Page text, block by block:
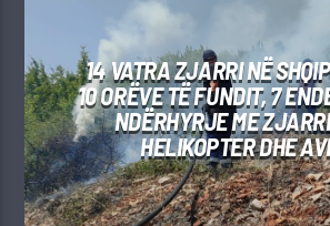
14 VATRA ZJARRI NË
10 ORËVE TË FUNDIT, 7
NDËRHYRJE ME
HELIKOPTER DHE